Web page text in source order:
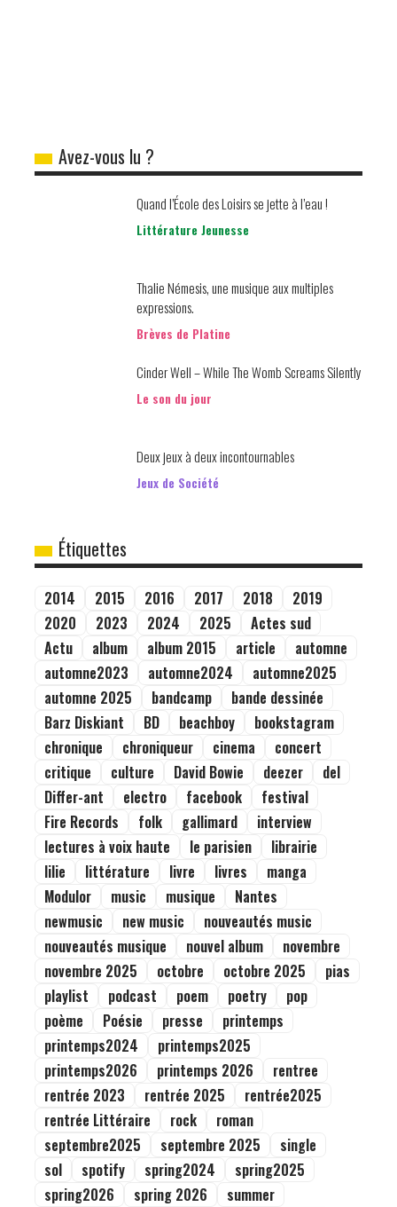
Avez-vous lu ?
Quand l’École des Loisirs se jette à l’eau !
Littérature Jeunesse
Thalie Némesis, une musique aux multiples
expressions.
Brèves de Platine
Cinder Well – While The Womb Screams Silently
Le son du jour
Deux jeux à deux incontournables
Jeux de Société
Étiquettes
2014 2015 2016 2017 2018
2019
2020
2023 2024 2025
Actes sud
Actu
album album 2015 article
automne
automne2023
automne2024
automne2025
automne 2025
bandcamp
bande dessinée
Barz Diskiant
BD beachboy
bookstagram
chronique
chroniqueur cinema
concert
critique
culture David Bowie deezer
del
Differ-ant
electro facebook
festival
Fire Records
folk gallimard
interview
lectures à voix haute
le parisien
librairie
lilie
littérature livre livres
manga
Modulor
music musique
Nantes
newmusic
new music
nouveautés music
nouveautés musique
nouvel album
novembre
novembre 2025
octobre octobre 2025
pias
playlist
podcast poem poetry
pop
poème
Poésie presse
printemps
printemps2024
printemps2025
printemps2026
printemps 2026
rentree
rentrée 2023
rentrée 2025
rentrée2025
rentrée Littéraire
rock
roman
septembre2025
septembre 2025
single
sol
spotify spring2024
spring2025
spring2026
spring 2026
summer